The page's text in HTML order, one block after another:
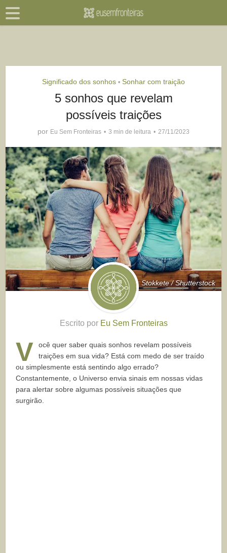
Significado dos sonhos • Sonhar com traição
5 sonhos que revelam
possíveis traições
por Eu Sem Fronteiras 3 min de leitura 27/11/2023
Stokkete / Shutterstock
Escrito por Eu Sem Fronteiras
V
ocê quer saber quais sonhos revelam possíveis
traições em sua vida? Está com medo de ser traído
ou simplesmente está sentindo algo errado?
Constantemente, o Universo envia sinais em nossas vidas
para alertar sobre algumas possíveis situações que
surgirão.